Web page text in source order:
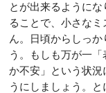
とが出来るように
ることで、小さな
ん。日頃からしっ
う。もしも万が一
か不安」という状
うにしましょう。